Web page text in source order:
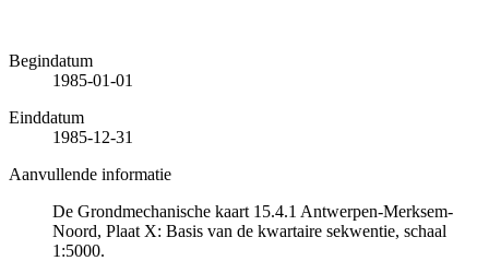
Begindatum
1985-01-01
Einddatum
1985-12-31
Aanvullende informatie
De Grondmechanische kaart 15.4.1 Antwerpen-Merksem-
Noord, Plaat X: Basis van de kwartaire sekwentie, schaal
1:5000.